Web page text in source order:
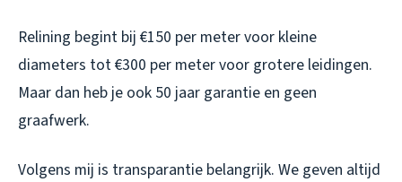
Relining begint bij €150 per meter voor kleine
diameters tot €300 per meter voor grotere leidingen.
Maar dan heb je ook 50 jaar garantie en geen
graafwerk.
Volgens mij is transparantie belangrijk. We geven altijd